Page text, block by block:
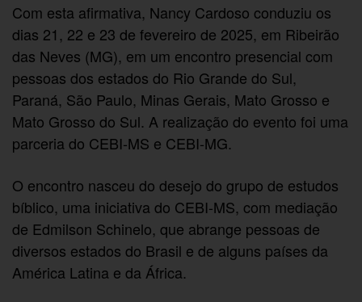
Com esta afirmativa, Nancy Cardoso conduziu os
dias 21, 22 e 23 de fevereiro de 2025, em Ribeirão
das Neves (MG), em um encontro presencial com
pessoas dos estados do Rio Grande do Sul,
Paraná, São Paulo, Minas Gerais, Mato Grosso e
Mato Grosso do Sul. A realização do evento foi uma
parceria do CEBI-MS e CEBI-MG.
O encontro nasceu do desejo do grupo de estudos
bíblico, uma iniciativa do CEBI-MS, com mediação
de Edmilson Schinelo, que abrange pessoas de
diversos estados do Brasil e de alguns países da
América Latina e da África.